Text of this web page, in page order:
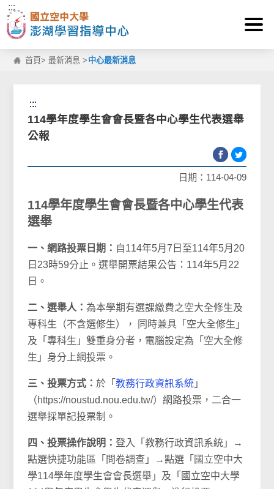
跳到主要內容區塊
:::
首頁>最新消息 > 中心最新消息
:::
114學年度學生會會長暨各中心學生代表選舉
公報
日期：114-04-09
114學年度學生會會長暨各中心學生代表
選舉
一、網路投票日期： 自114年5月7日至114年5月20
日23時59分止。選舉開票結果公告：114年5月22
日。
二、選舉人：為本學期有選課繳費之空大全修生及
專科生（不含選修生）， 同時兼具「空大全修生」
及「專科生」雙重身分者，電腦設定為「空大全修
生」身分上網投票。
三、投票方式：於「教務行政資訊系統 」
（https://noustud.nou.edu.tw/）網路投票，二合一
選舉採單記投票制。
四、投票操作說明：登入「教務行政資訊系統」→
點選快捷功能區「問卷調查」→點選「國立空中大
學114學年度學生會會長選舉」及「國立空中大學